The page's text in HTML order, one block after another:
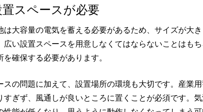
スペースが必要
は大容量の電気を蓄える必要があるため、サイズが大
広い設置スペースを用意しなくてはならないことはも
確保する必要があります。
スの問題に加えて、設置場所の環境も大切です。産業
すぎず、風通しが良いところに置くことが必須です。